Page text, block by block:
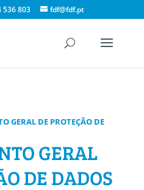
536 803 fdf@fdf.pt
GERAL DE PROTEÇÃO DE
GERAL
DE DADOS